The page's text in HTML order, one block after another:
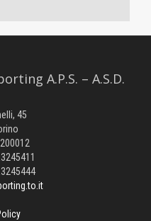
A.P.S. – A.S.D.
45